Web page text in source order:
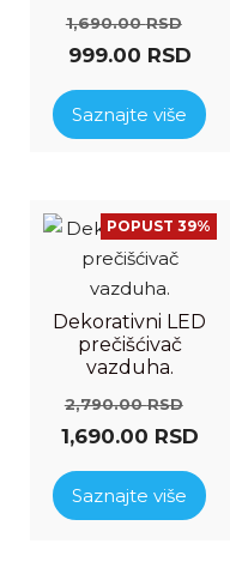
1,690.00RSD
999.00 RSD
Saznajte više
POPUST 39%
Dekorativni LED
prečišćivač
vazduha.
2,790.00RSD
1,690.00 RSD
Saznajte više